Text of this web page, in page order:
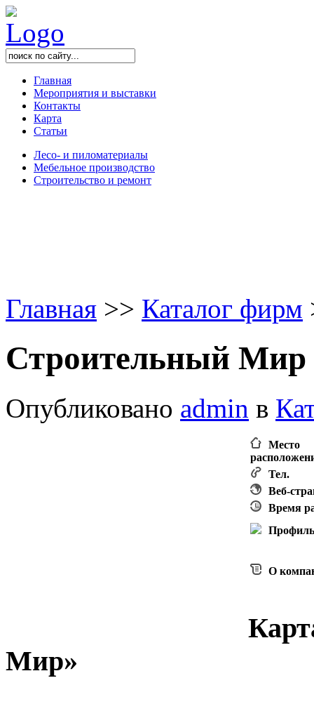
Главная
Мероприятия и выставки
Контакты
Карта
Статьи
Лесо- и пиломатериалы
Мебельное производство
Строительство и ремонт
Главная >> Каталог фирм
Строительный Мир
Опубликовано admin в
Место
Тел.
Веб-
Время
Профиль
О
Мир»